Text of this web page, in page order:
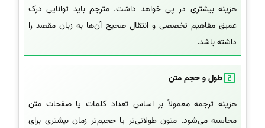
هزینه بیشتری در پی خواهد داشت. مترجم باید توانایی درک
عمیق مفاهیم تخصصی و انتقال صحیح آن‌ها به زبان مقصد را
داشته باشد.
طول و حجم متن
هزینه ترجمه معمولاً بر اساس تعداد کلمات یا صفحات متن
محاسبه می‌شود. متون طولانی‌تر یا حجیم‌تر زمان بیشتری برای